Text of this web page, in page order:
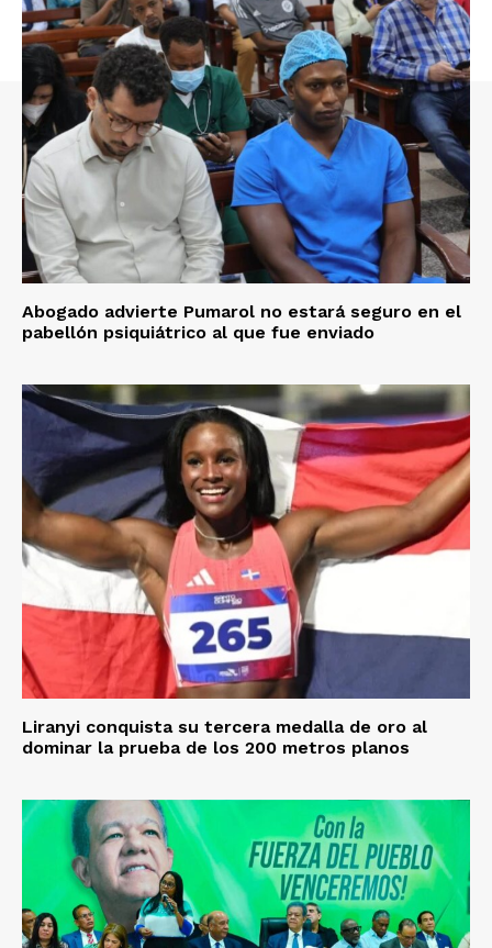
Abogado advierte Pumarol no estará seguro en el
pabellón psiquiátrico al que fue enviado
Liranyi conquista su tercera medalla de oro al
dominar la prueba de los 200 metros planos